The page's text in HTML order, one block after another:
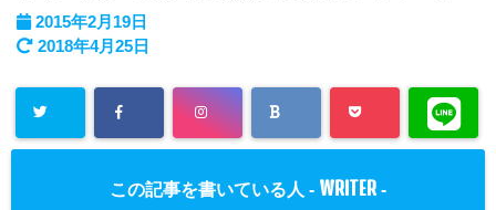
2015年2月19日
2018年4月25日
この記事を書いている人 - WRITER -